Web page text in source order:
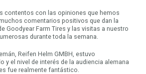
contentos con las opiniones que hemos
comentarios positivos que dan la
Goodyear Farm Tires y las visitas a nuestro
durante toda la semana.
Reifen Helm GMBH, estuvo
y el nivel de interés de la audiencia alemana
fue realmente fantástico.